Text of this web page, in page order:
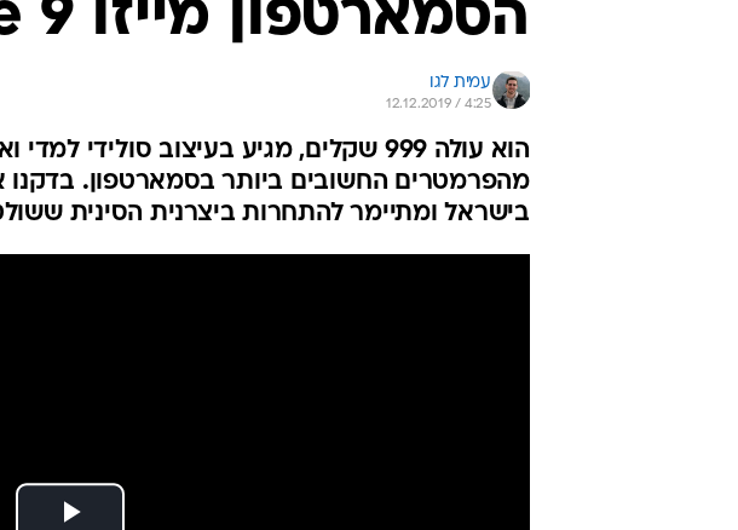
הסמארטפון מייזו Note 9
עמית לגו
12.12.2019 / 4:25
הוא עולה 999 שקלים, מגיע בעיצוב
בישראל ומתיימר להתחרות ביצרנית הסינית